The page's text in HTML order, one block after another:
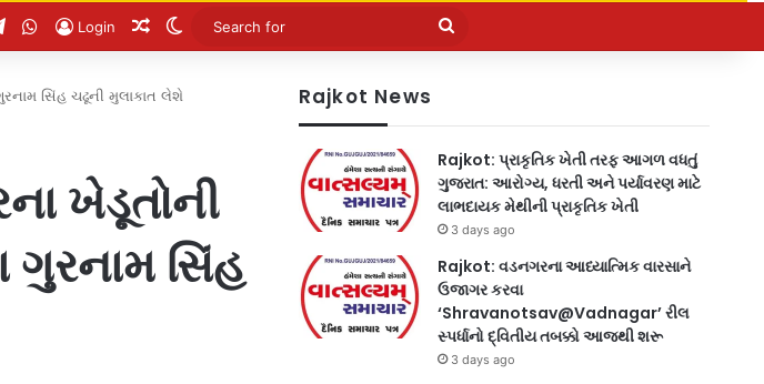
Play
TelegramWhatsApp
Login Random Article
Switch skin
Search
સિંહ ચઢૂની મુલાકાત લેશે
ખેડૂતોની
સિંહ
Rajkot News
Rajkot: પ્રાકૃતિક ખેતી તરફ આગળ વધતું
ગુજરાત: આરોગ્ય, ધરતી અને પર્યાવરણ માટે
લાભદાયક મેથીની પ્રાકૃતિક ખેતી
3 days ago
Rajkot: વડનગરના આધ્યાત્મિક વારસાને
ઉજાગર કરવા
‘Shravanotsav@Vadnagar’ રીલ
સ્પર્ધાનો દ્વિતીય તબક્કો આજથી શરૂ
3 days ago